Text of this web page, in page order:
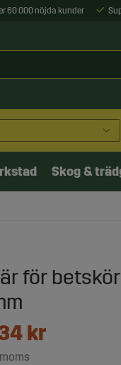
60 000 nöjda kunder
Skog &
för
kr